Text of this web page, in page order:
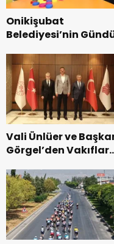
Onikişubat
Belediyesi’nin
dönemin ön kayıtları
başladı.
Vali Ünlüer ve
Görgel’den Vakıflar
ziyaret.